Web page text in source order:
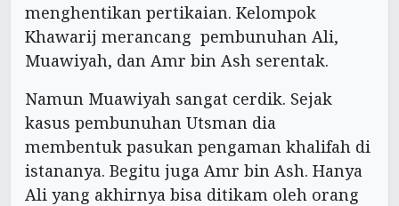
menghentikan pertikaian. Kelompok
Khawarij merancang pembunuhan Ali,
Muawiyah, dan Amr bin Ash serentak.
Namun Muawiyah sangat cerdik. Sejak
kasus pembunuhan Utsman dia
membentuk pasukan pengaman khalifah di
istananya. Begitu juga Amr bin Ash. Hanya
Ali yang akhirnya bisa ditikam oleh orang